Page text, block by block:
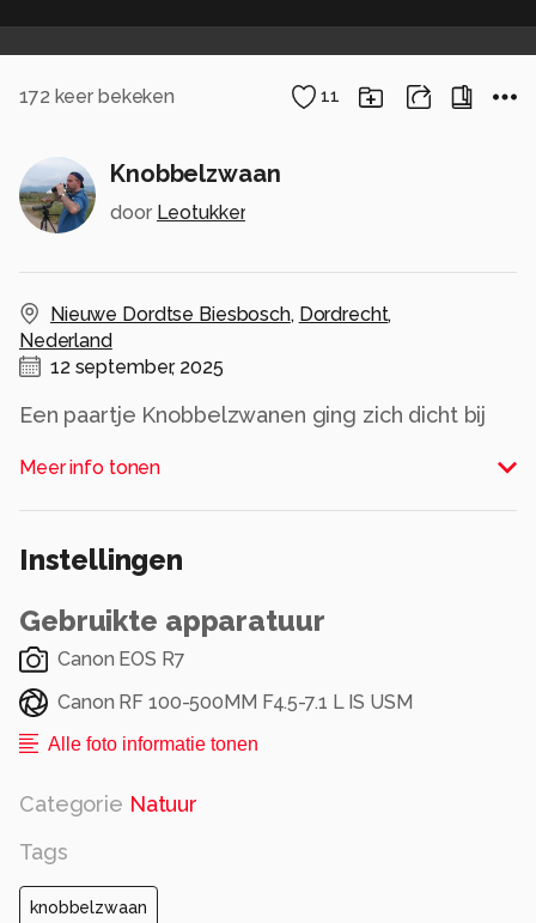
172 keer bekeken 11
Knobbelzwaan
door Leotukker
Nieuwe Dordtse Biesbosch, Dordrecht,
Nederland
12 september, 2025
Een paartje Knobbelzwanen ging zich dicht bij
Meer info tonen
Instellingen
Gebruikte apparatuur
Canon EOS R7
Canon RF 100-500MM F4.5-7.1 L IS USM
Alle foto informatie tonen
Categorie Natuur
Tags
knobbelzwaan